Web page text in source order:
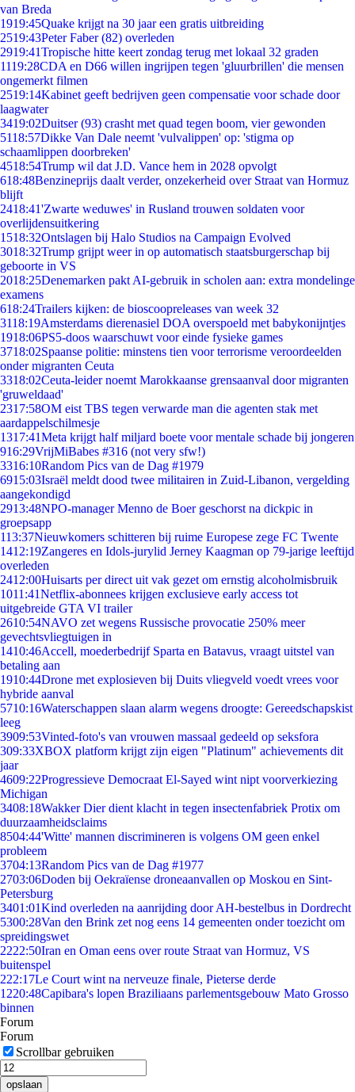
van Breda
1919:45Quake krijgt na 30 jaar een gratis uitbreiding
2519:43Peter Faber (82) overleden
2919:41Tropische hitte keert zondag terug met lokaal 32 graden
1119:28CDA en D66 willen ingrijpen tegen 'gluurbrillen' die mensen
ongemerkt filmen
2519:14Kabinet geeft bedrijven geen compensatie voor schade door
laagwater
3419:02Duitser (93) crasht met quad tegen boom, vier gewonden
5118:57Dikke Van Dale neemt 'vulvalippen' op: 'stigma op
schaamlippen doorbreken'
4518:54Trump wil dat J.D. Vance hem in 2028 opvolgt
618:48Benzineprijs daalt verder, onzekerheid over Straat van Hormuz
blijft
2418:41'Zwarte weduwes' in Rusland trouwen soldaten voor
overlijdensuitkering
1518:32Ontslagen bij Halo Studios na Campaign Evolved
3018:32Trump grijpt weer in op automatisch staatsburgerschap bij
geboorte in VS
2018:25Denemarken pakt AI-gebruik in scholen aan: extra mondelinge
examens
618:24Trailers kijken: de bioscoopreleases van week 32
3118:19Amsterdams dierenasiel DOA overspoeld met babykonijntjes
1918:06PS5-doos waarschuwt voor einde fysieke games
3718:02Spaanse politie: minstens tien voor terrorisme veroordeelden
onder migranten Ceuta
3318:02Ceuta-leider noemt Marokkaanse grensaanval door migranten
'gruweldaad'
2317:58OM eist TBS tegen verwarde man die agenten stak met
aardappelschilmesje
1317:41Meta krijgt half miljard boete voor mentale schade bij jongeren
916:29VrijMiBabes #316 (not very sfw!)
3316:10Random Pics van de Dag #1979
6915:03Israël meldt dood twee militairen in Zuid-Libanon, vergelding
aangekondigd
2913:48NPO-manager Menno de Boer geschorst na dickpic in
groepsapp
113:37Nieuwkomers schitteren bij ruime Europese zege FC Twente
1412:19Zangeres en Idols-jurylid Jerney Kaagman op 79-jarige leeftijd
overleden
2412:00Huisarts per direct uit vak gezet om ernstig alcoholmisbruik
1011:41Netflix-abonnees krijgen exclusieve early access tot
uitgebreide GTA VI trailer
2610:54NAVO zet wegens Russische provocatie 250% meer
gevechtsvliegtuigen in
1410:46Accell, moederbedrijf Sparta en Batavus, vraagt uitstel van
betaling aan
1910:44Drone met explosieven bij Duits vliegveld voedt vrees voor
hybride aanval
5710:16Waterschappen slaan alarm wegens droogte: Gereedschapskist
leeg
3909:53Vinted-foto's van vrouwen massaal gedeeld op seksfora
309:33XBOX platform krijgt zijn eigen "Platinum" achievements dit
jaar
4609:22Progressieve Democraat El-Sayed wint nipt voorverkiezing
Michigan
3408:18Wakker Dier dient klacht in tegen insectenfabriek Protix om
duurzaamheidsclaims
8504:44'Witte' mannen discrimineren is volgens OM geen enkel
probleem
3704:13Random Pics van de Dag #1977
2703:06Doden bij Oekraïense droneaanvallen op Moskou en Sint-
Petersburg
3401:01Kind overleden na aanrijding door AH-bestelbus in Dordrecht
5300:28Van den Brink zet nog eens 14 gemeenten onder toezicht om
spreidingswet
2222:50Iran en Oman eens over route Straat van Hormuz, VS
buitenspel
222:17Le Court wint na nerveuze finale, Pieterse derde
1220:48Capibara's lopen Braziliaans parlementsgebouw Mato Grosso
binnen
Forum
Forum
Scrollbar gebruiken
opslaan